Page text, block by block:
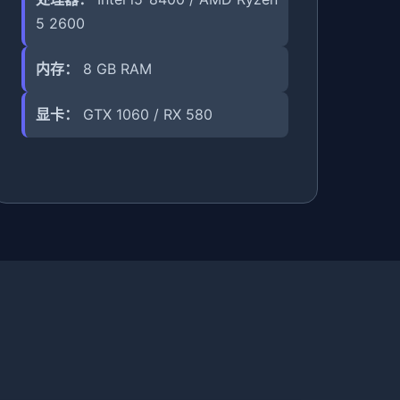
5 2600
内存： 8 GB RAM
显卡： GTX 1060 / RX 580